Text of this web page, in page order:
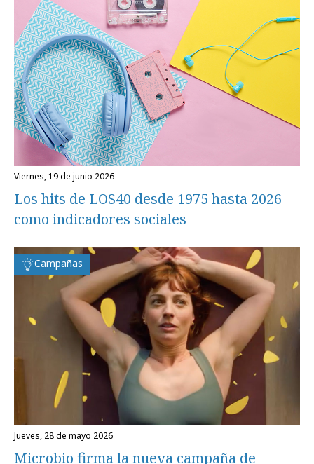
viernes, 19 de junio 2026
Los hits de LOS40 desde 1975 hasta 2026
como indicadores sociales
Campañas
jueves, 28 de mayo 2026
Microbio firma la nueva campaña de